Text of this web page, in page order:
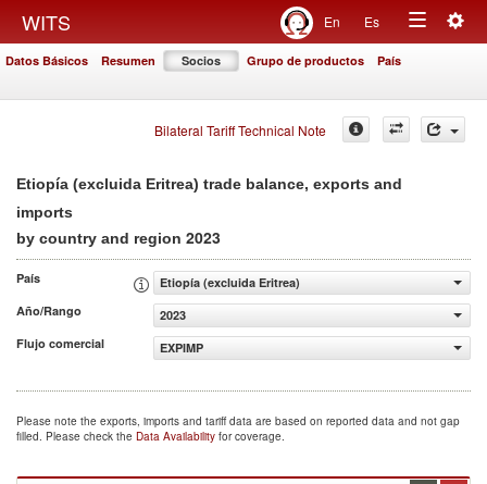
WITS En Es
Toggle
Datos Básicos Resumen Socios Grupo de productos País
Bilateral Tariff Technical Note
Etiopía (excluida Eritrea) trade balance, exports and
imports
by country and region 2023
País
Etiopía (excluida Eritrea)
Año/Rango
2023
Flujo comercial
EXPIMP
Please note the exports, imports and tariff data are based on reported data and not gap
filled. Please check the Data Availability for coverage.